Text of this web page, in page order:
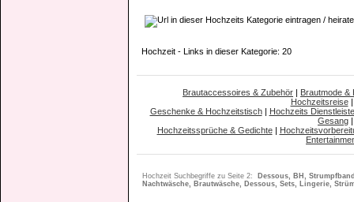
Hochzeit - Links in dieser Kategorie: 20
Brautaccessoires & Zubehör | Brautmode &
Hochzeitsreise
Geschenke & Hochzeitstisch| Hochzeits
Gesang
Hochzeitssprüche & Gedichte|
Hochzeit Suchbegriffe zu Seite 2:
Dessous, BH,
Nachtwäsche, Brautwäsche, Dessous, Sets, Lingerie,